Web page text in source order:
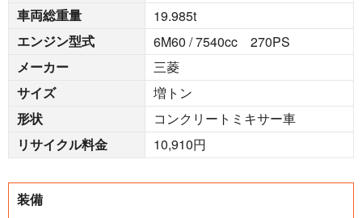
車両総重量
19.985t
エンジン型式
6M60 / 7540cc 270PS
メーカー
三菱
サイズ
増トン
形状
コンクリートミキサー車
リサイクル料金
10,910円
装備